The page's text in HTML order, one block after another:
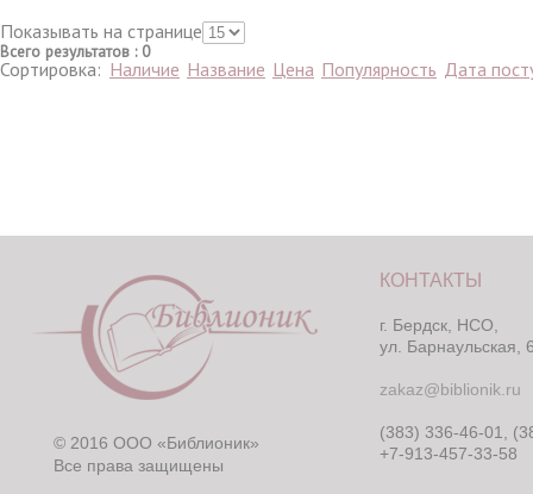
Показывать на странице
Всего результатов : 0
Сортировка: Наличие Название Цена Популярность Дата
© 2016 ООО «Библионик»
Все права защищены
КОНТАКТЫ
г. Бердск, НСО,
ул. Барнаульская,
zakaz@biblionik.ru
(383) 336-46-01,
+7-913-457-33-58